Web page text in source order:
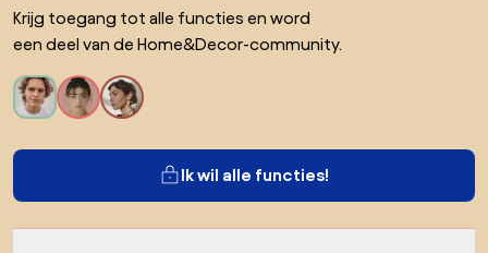
Krijg toegang tot alle functies en word
een deel van de Home&Decor-community.
Ik wil alle functies!